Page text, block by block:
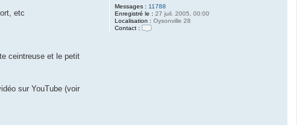
Messages : 11788
Enregistré le : 27 juil. 2005, 00:00
Localisation : Oysonville 28
Contact :
etc
ceintreuse et le petit
sur YouTube (voir